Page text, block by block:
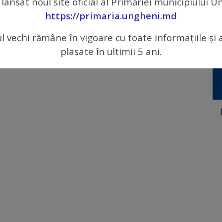
https://primaria.ungheni.md
vechi rămâne în vigoare cu toate informațiile și
plasate în ultimii 5 ani.